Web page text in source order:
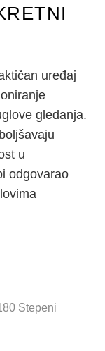
uređaj
gledanja.
u
odgovarao
Stepeni